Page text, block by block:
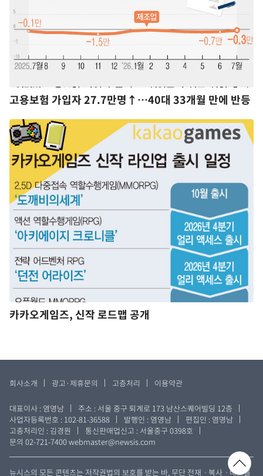
고용보험 가입자 27.7만명↑…40대 33개월 만에 반등
카카오게임즈, 신작 로드맵 공개
회사소개 광고·제휴문의 고층처리 이용약관
대표이사 : 염영남
주소 : 서울 중구 퇴계로 173 남산스퀘어빌딩 12층
사업자등록번호 : 102-81-36588
발행인 : 염영남
편집인 : 염영남
고충처리인 : 김경원
통신판매업신고 : 서울중구 0398호
문의 02-721-7400webmaster@newsis.com
뉴시스의 모든 콘텐츠는 저작권법의 보호를 받는 바, 무단 전재ㆍ복사ㆍ배포를